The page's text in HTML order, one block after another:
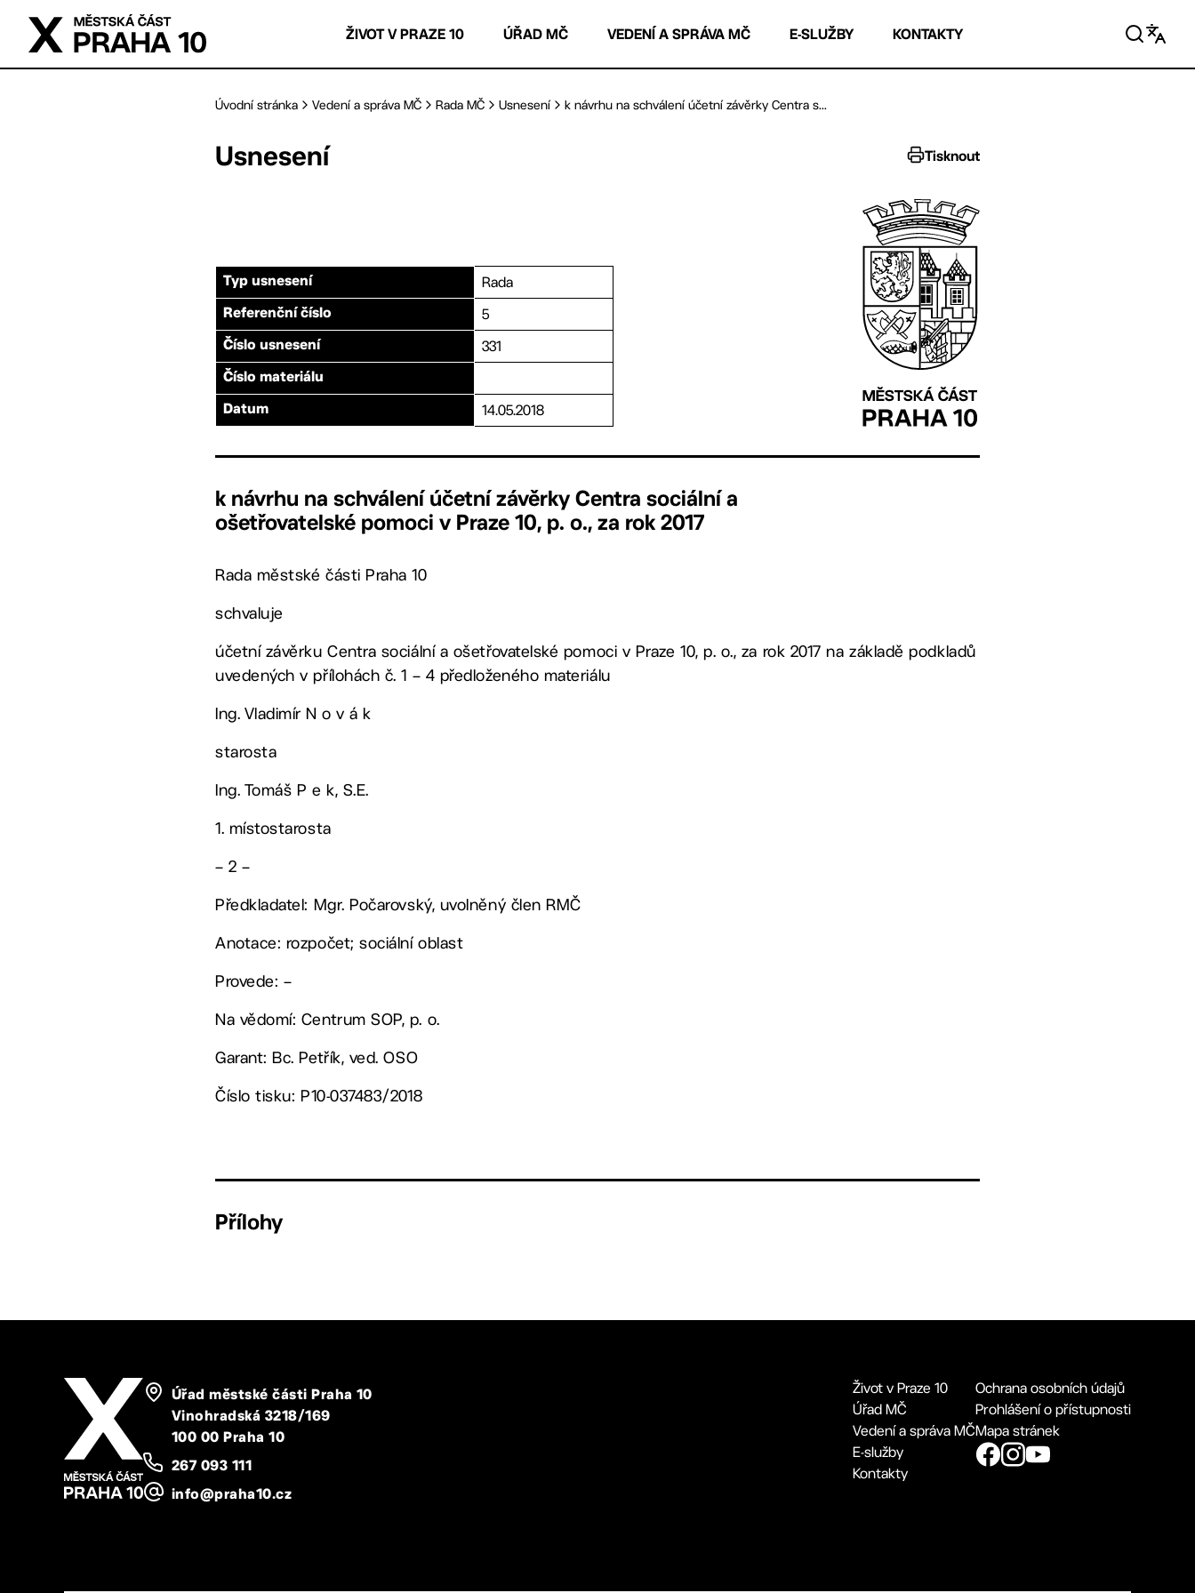
Přejít na hlavní obsah
ŽIVOT V PRAZE 10 ÚŘAD MČ VEDENÍ A SPRÁVA MČ E-SLUŽBY KONTAKTY
Úvodní stránka Vedení a správa MČ Rada MČ Usnesení k návrhu na schválení účetní závěrky Centra s...
Usnesení Tisknout
Typ usnesení Rada
Referenční číslo 5
Číslo usnesení 331
Číslo materiálu
Datum 14.05.2018
k návrhu na schválení účetní závěrky Centra sociální a
ošetřovatelské pomoci v Praze 10, p. o., za rok 2017
Rada městské části Praha 10
schvaluje
účetní závěrku Centra sociální a ošetřovatelské pomoci v Praze 10, p. o., za rok 2017 na základě podkladů
uvedených v přílohách č. 1 – 4 předloženého materiálu
Ing. Vladimír N o v á k
starosta
Ing. Tomáš P e k, S.E.
1. místostarosta
– 2 –
Předkladatel: Mgr. Počarovský, uvolněný člen RMČ
Anotace: rozpočet; sociální oblast
Provede: –
Na vědomí: Centrum SOP, p. o.
Garant: Bc. Petřík, ved. OSO
Číslo tisku: P10-037483/2018
Přílohy
Úřad městské části Praha 10
Vinohradská 3218/169
100 00 Praha 10
267 093 111
info@praha10.cz
Život v Praze 10
Úřad MČ
Vedení a správa MČ
E-služby
Kontakty
Ochrana osobních údajů
Prohlášení o přístupnosti
Mapa stránek